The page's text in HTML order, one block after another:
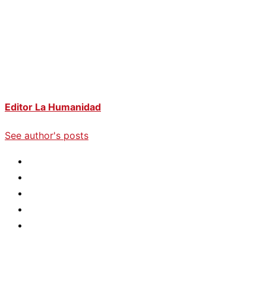
Editor La Humanidad
See author's posts